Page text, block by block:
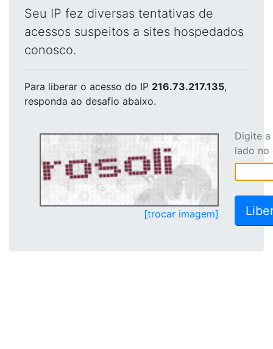
Seu IP fez diversas tentativas de
acessos suspeitos a sites hospedados
conosco.
Para liberar o acesso do IP 216.73.217.135,
responda ao desafio abaixo.
[trocar imagem]
Digite
lado no